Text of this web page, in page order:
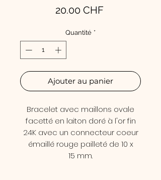
20.00 CHFPrix
Quantité *
Ajouter au panier
Bracelet avec maillons ovale
facetté en laiton doré à l'or fin
24K avec un connecteur coeur
émaillé rouge pailleté de 10 x
15 mm.